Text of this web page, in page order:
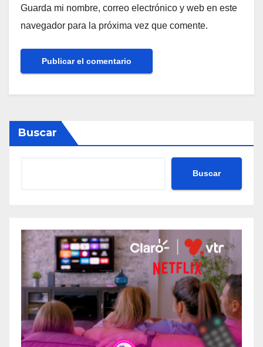
Guarda mi nombre, correo electrónico y web en este
navegador para la próxima vez que comente.
Buscar
Buscar